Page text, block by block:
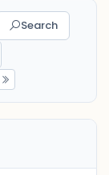
Search